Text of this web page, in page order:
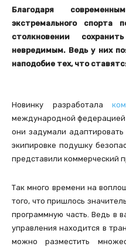
Благодаря
экстремального спорта
столкновении
невредимым. Ведь у них
наподобие тех, что
Новинку разработала
международной федерацией
они задумали
экипировке подушку
представили коммерческий
Так много времени на
того, что пришлось
программную часть. Ведь в
управления находится в
можно разместить